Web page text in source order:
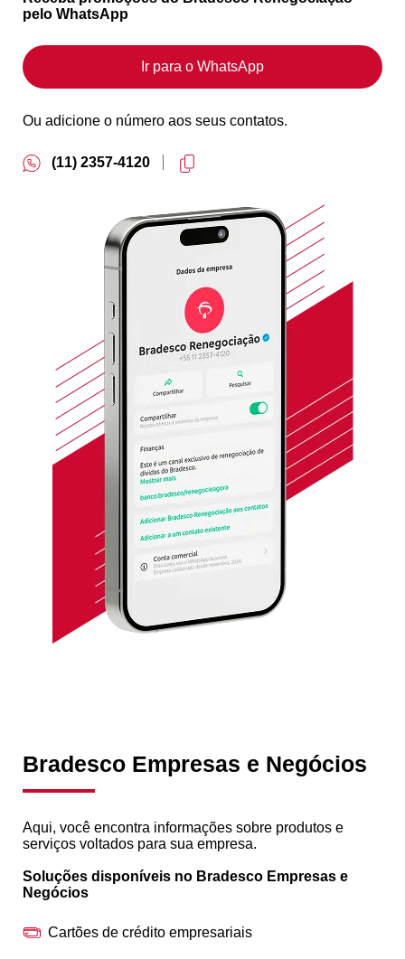
pelo WhatsApp
Ir para o WhatsApp
Ou adicione o número aos seus contatos.
(11) 2357-4120
Bradesco Empresas e Negócios
Aqui, você encontra informações sobre produtos e
serviços voltados para sua empresa.
Soluções disponíveis no Bradesco Empresas e
Negócios
Cartões de crédito empresariais